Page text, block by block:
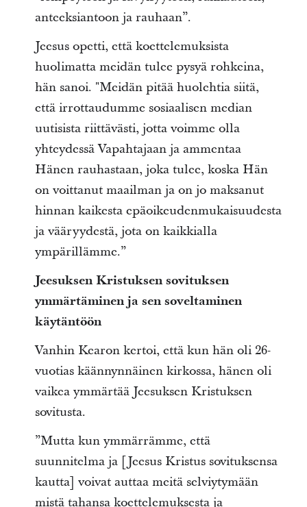
anteeksiantoon ja rauhaan”.
Jeesus opetti, että koettelemuksista
huolimatta meidän tulee pysyä rohkeina,
hän sanoi. "Meidän pitää huolehtia siitä,
että irrottaudumme sosiaalisen median
uutisista riittävästi, jotta voimme olla
yhteydessä Vapahtajaan ja ammentaa
Hänen rauhastaan, joka tulee, koska Hän
on voittanut maailman ja on jo maksanut
hinnan kaikesta epäoikeudenmukaisuudesta
ja vääryydestä, jota on kaikkialla
ympärillämme.”
Jeesuksen Kristuksen sovituksen
ymmärtäminen ja sen soveltaminen
käytäntöön
Vanhin Kearon kertoi, että kun hän oli 26-
vuotias käännynnäinen kirkossa, hänen oli
vaikea ymmärtää Jeesuksen Kristuksen
sovitusta.
”Mutta kun ymmärrämme, että
suunnitelma ja [Jeesus Kristus sovituksensa
kautta] voivat auttaa meitä selviytymään
mistä tahansa koettelemuksesta ja